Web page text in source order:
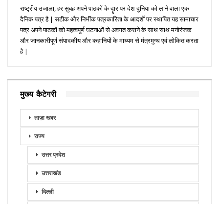
राष्ट्रीय उजाला, हर सुबह अपने पाठकों के दॄार पर देश-दुनिया को लाने वाला एक
दैनिक पत्र है | सटीक और निभींक पत्रकारिता के आदर्शों पर स्थापित यह सामाचार
पत्र अपने पाठकों को महत्वपूर्ण घटनाओं से अवगत कराने के साथ साथ मनोरंजक
और जानकारीपूर्ण संपादकीय और कहानियों के माध्यम से मंत्रमुग्ध एवं लोकित करता
है |
मुख्य कैटेगरी
ताज़ा खबर
राज्य
उत्तर प्रदेश
उत्तराखंड
दिल्ली